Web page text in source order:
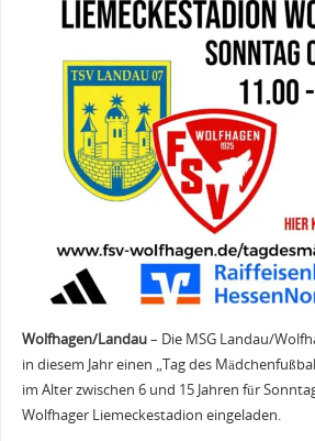
Wolfhagen/Landau– Die MSG Landau/
in diesem Jahr einen „Tag des
im Alter zwischen 6 und 15 Jahren für
Wolfhager Liemeckestadion eingeladen.